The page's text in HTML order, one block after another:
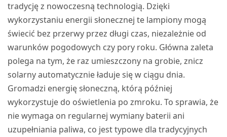
tradycję z nowoczesną technologią. Dzięki
wykorzystaniu energii słonecznej te lampiony mogą
świecić bez przerwy przez długi czas, niezależnie od
warunków pogodowych czy pory roku. Główna zaleta
polega na tym, że raz umieszczony na grobie, znicz
solarny automatycznie ładuje się w ciągu dnia.
Gromadzi energię słoneczną, którą później
wykorzystuje do oświetlenia po zmroku. To sprawia, że
nie wymaga on regularnej wymiany baterii ani
uzupełniania paliwa, co jest typowe dla tradycyjnych